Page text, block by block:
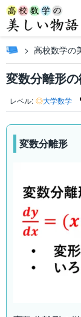
高校数学の
変数分離形
レベル: ◎大学数学
変数分離形